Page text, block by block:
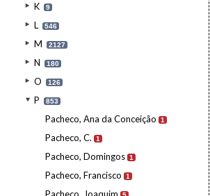
K 9
L 546
M 2127
N 180
O 126
P 853
Pacheco, Ana da Conceição 1
Pacheco, C. 1
Pacheco, Domingos 1
Pacheco, Francisco 1